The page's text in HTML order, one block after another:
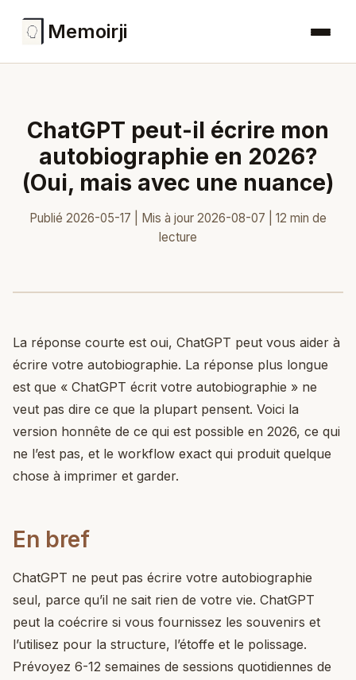
Memoirji
ChatGPT peut-il écrire mon
autobiographie en 2026?
(Oui, mais avec une nuance)
Publié 2026-05-17 | Mis à jour 2026-08-07 | 12 min de
lecture
La réponse courte est oui, ChatGPT peut vous aider à
écrire votre autobiographie. La réponse plus longue
est que « ChatGPT écrit votre autobiographie » ne
veut pas dire ce que la plupart pensent. Voici la
version honnête de ce qui est possible en 2026, ce qui
ne l’est pas, et le workflow exact qui produit quelque
chose à imprimer et garder.
En bref
ChatGPT ne peut pas écrire votre autobiographie
seul, parce qu’il ne sait rien de votre vie. ChatGPT
peut la coécrire si vous fournissez les souvenirs et
l’utilisez pour la structure, l’étoffe et le polissage.
Prévoyez 6-12 semaines de sessions quotidiennes de